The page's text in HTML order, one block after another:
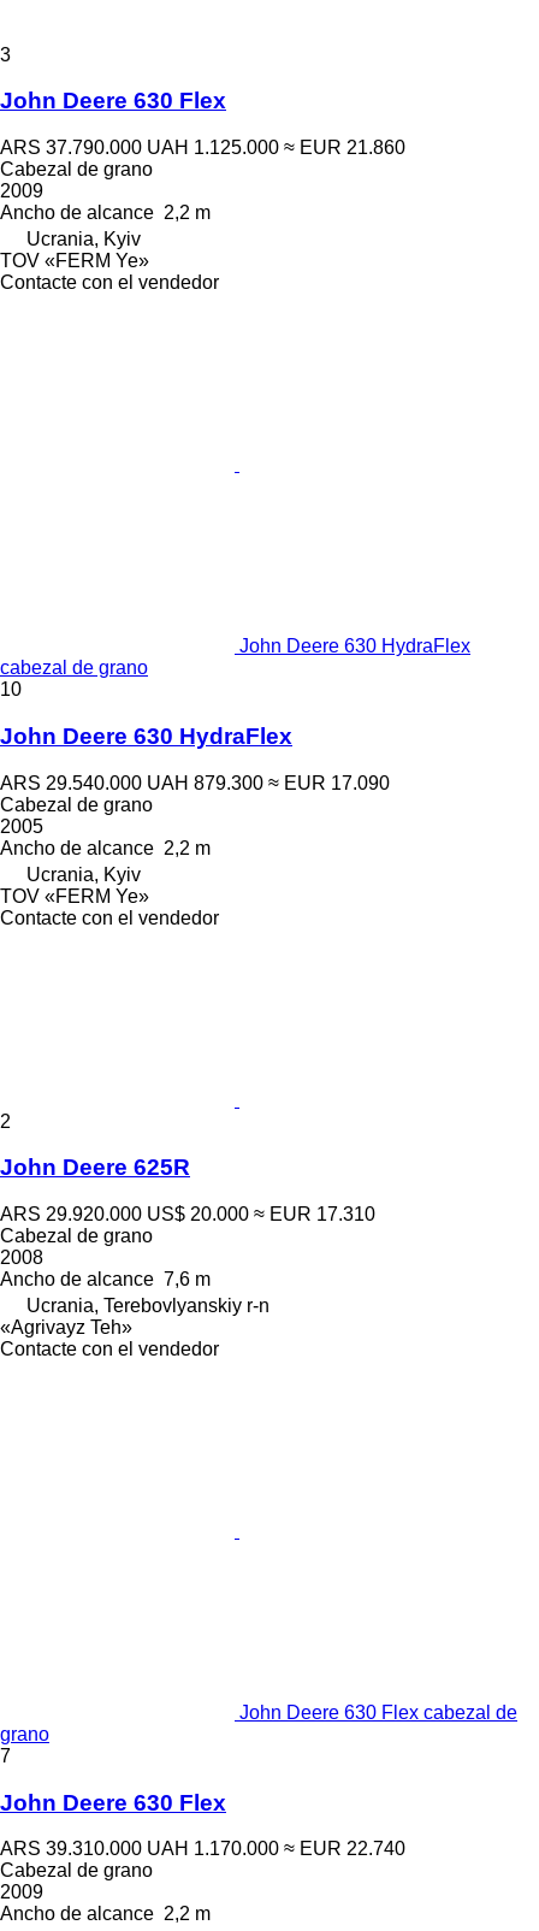
3
John Deere 630 Flex
ARS 37.790.000 UAH 1.125.000 ≈ EUR 21.860
Cabezal de grano
2009
Ancho de alcance 2,2 m
Ucrania, Kyiv
TOV «FERM Ye»
Contacte con el vendedor
John Deere 630 HydraFlex
cabezal de grano
10
John Deere 630 HydraFlex
ARS 29.540.000 UAH 879.300 ≈ EUR 17.090
Cabezal de grano
2005
Ancho de alcance 2,2 m
Ucrania, Kyiv
TOV «FERM Ye»
Contacte con el vendedor
2
John Deere 625R
ARS 29.920.000 US$ 20.000 ≈ EUR 17.310
Cabezal de grano
2008
Ancho de alcance 7,6 m
Ucrania, Terebovlyanskiy r-n
«Agrivayz Teh»
Contacte con el vendedor
John Deere 630 Flex cabezal de
grano
7
John Deere 630 Flex
ARS 39.310.000 UAH 1.170.000 ≈ EUR 22.740
Cabezal de grano
2009
Ancho de alcance 2,2 m